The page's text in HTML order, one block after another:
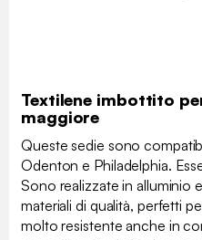
Textilene imbottito
maggiore
Queste sedie sono
Odenton e Philadelphia.
Sono realizzate in alluminio
materiali di qualità, perfetti
molto resistente anche in